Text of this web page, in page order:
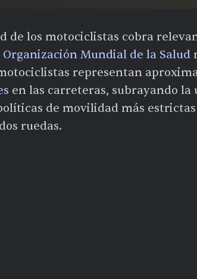
de los motociclistas cobra
Organización Mundial de la Salud
representan
en las carreteras, subrayando la
de movilidad más
ruedas.